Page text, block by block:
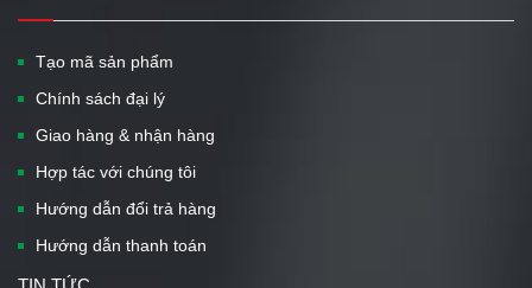
Tạo mã sản phẩm
Chính sách đại lý
Giao hàng & nhận hàng
Hợp tác với chúng tôi
Hướng dẫn đổi trả hàng
Hướng dẫn thanh toán